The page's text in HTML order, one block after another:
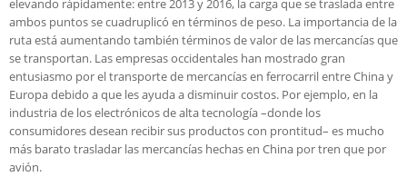
elevando rápidamente: entre 2013 y 2016, la carga que se traslada entre
ambos puntos se cuadruplicó en términos de peso. La importancia de la
ruta está aumentando también términos de valor de las mercancías que
se transportan. Las empresas occidentales han mostrado gran
entusiasmo por el transporte de mercancías en ferrocarril entre China y
Europa debido a que les ayuda a disminuir costos. Por ejemplo, en la
industria de los electrónicos de alta tecnología –donde los
consumidores desean recibir sus productos con prontitud– es mucho
más barato trasladar las mercancías hechas en China por tren que por
avión.